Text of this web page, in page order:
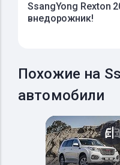
SsangYong Rexton
внедорожник!
Похожие на
автомобили